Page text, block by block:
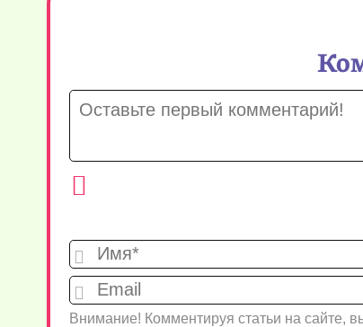
Внимание! Комментируя статьи на сайте,